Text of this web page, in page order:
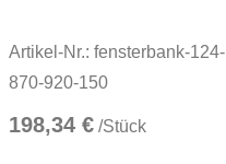
Artikel-Nr.: fensterbank-124-
870-920-150
198,34 € /Stück